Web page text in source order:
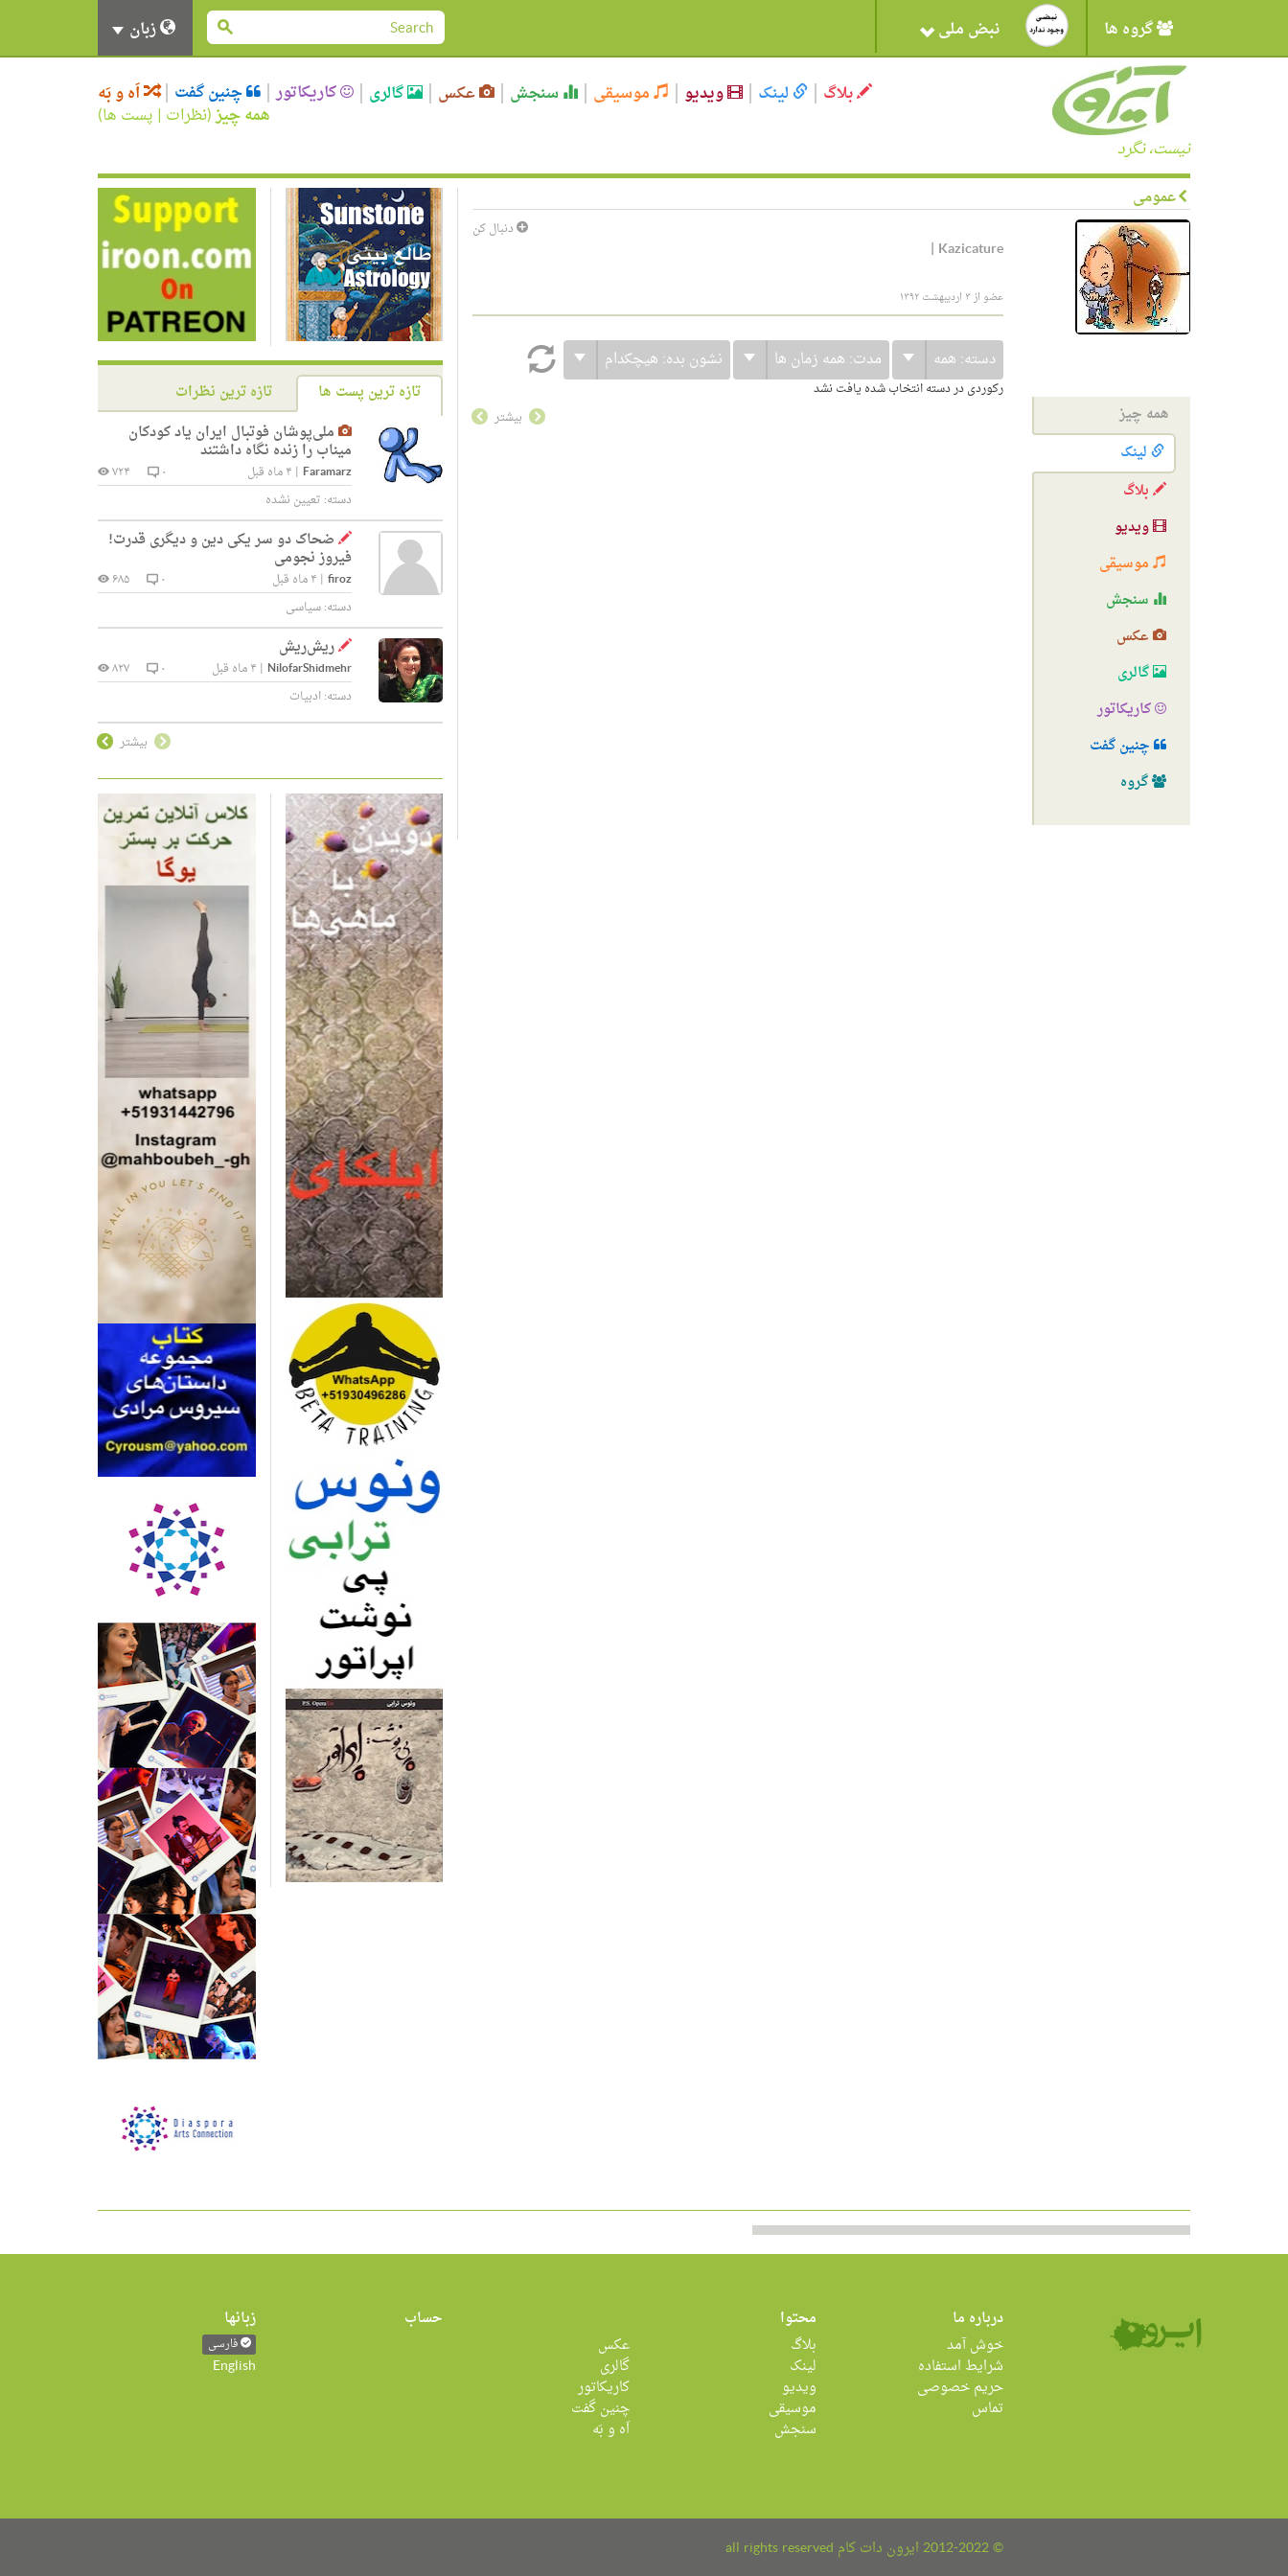
گروه ها نبض ملی زبان
نیست، نگرد
بلاگ لینک ویدیو موسیقی سنجش عکس گالری کاریکاتور چنین گفت اَه و بَه
همه چیز(نظرات | پست ها)
عمومی
همه چیز
لینک
بلاگ
ویدیو
موسیقی
سنجش
عکس
گالری
کاریکاتور
چنین گفت
گروه
دنبال کن
Kazicature
|
عضو از ۳ اردیبهشت ۱۳۹۲
دسته: همه مدت: همه زمان ها نشون بده: هیچکدام
رکوردی در دسته انتخاب شده یافت نشد
بیشتر
تازه ترین پست ها
تازه ترین نظرات
ملی‌پوشان فوتبال ایران یاد کودکان
میناب را زنده نگاه داشتند
Faramarz
| ۴ ماه قبل ۰
۷۲۴
دسته: تعیین نشده
ضحاک دو سر یکی دین و دیگری قدرت!
فیروز نجومی
firoz
| ۴ ماه قبل ۰
۶۸۵
دسته:سیاسی
ریش‌ریش
NilofarShidmehr
| ۴ ماه قبل ۰
۸۲۷
دسته:ادبیات
بیشتر
درباره ما
خوش آمد
شرایط استفاده
حریم خصوصی
تماس
محتوا
بلاگ
لینک
ویدیو
موسیقی
سنجش
عکس
گالری
کاریکاتور
چنین گفت
اَه و بَه
حساب زبانها
فارسی
English
© 2012-2022 ایرون دات کام all rights reserved